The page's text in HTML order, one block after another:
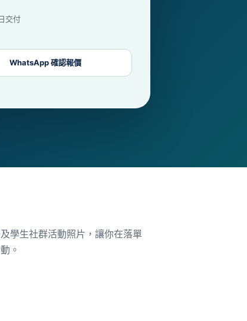
交付
WhatsApp 確認報價
學生社群活動照片，讓你在落單
。